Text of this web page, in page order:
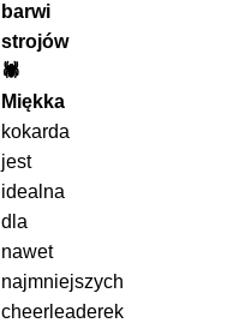
barwi
strojów
🕷️
Miękka
kokarda
jest
idealna
dla
nawet
najmniejszych
cheerleaderek